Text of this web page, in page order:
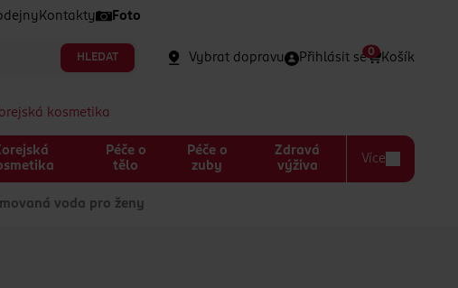
Kontakty Foto
HLEDAT Vybrat dopravu Přihlásit se Košík
0
kosmetika
Péče o
tělo
Péče o
zuby
Zdravá
výživa
Více
voda pro ženy